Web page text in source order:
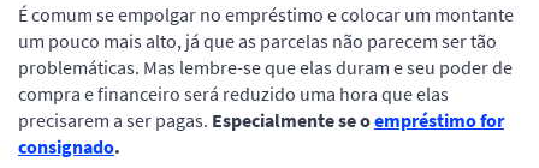
É comum se empolgar no empréstimo e colocar um montante
um pouco mais alto, já que as parcelas não parecem ser tão
problemáticas. Mas lembre-se que elas duram e seu poder de
compra e financeiro será reduzido uma hora que elas
precisarem a ser pagas. Especialmente se oempréstimo for
consignado.